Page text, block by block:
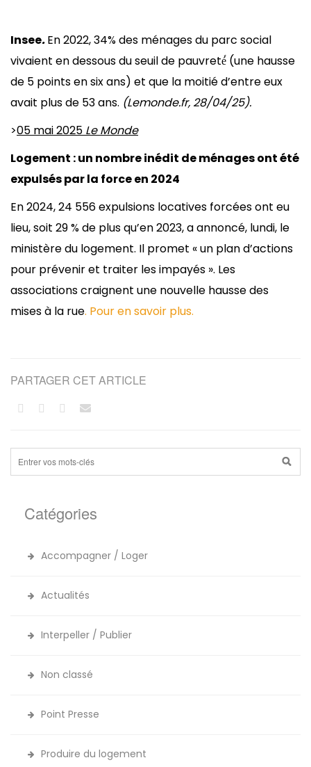
Insee.En 2022, 34% des ménages du parc social
vivaient en dessous du seuil de pauvreté́ (une hausse
de 5 points en six ans) et que la moitié d’entre eux
avait plus de 53 ans. (Lemonde.fr, 28/04/25).
>05 mai 2025 Le Monde
Logement : un nombre inédit de ménages ont été
expulsés par la force en 2024
En 2024, 24 556 expulsions locatives forcées ont eu
lieu, soit 29 % de plus qu’en 2023, a annoncé, lundi, le
ministère du logement. Il promet « un plan d’actions
pour prévenir et traiter les impayés ». Les
associations craignent une nouvelle hausse des
mises à la rue. Pour en savoir plus.
PARTAGER CET ARTICLE
Catégories
Accompagner / Loger
Actualités
Interpeller / Publier
Non classé
Point Presse
Produire du logement